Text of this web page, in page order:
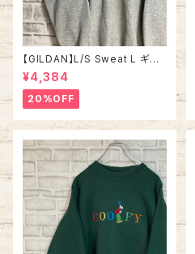
【GILDAN】L/S Sweat L ギル
ダン 企業モノ スウェット トレー
ナー 企業ロゴ 飲料メーカー ア
メリカ USA 古着
¥4,384
20%OFF